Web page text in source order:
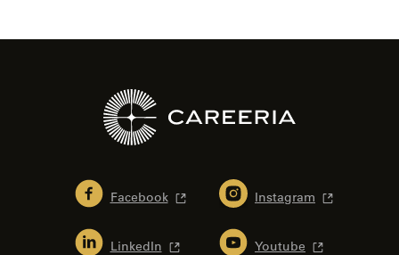
Facebook Instagram
LinkedIn Youtube